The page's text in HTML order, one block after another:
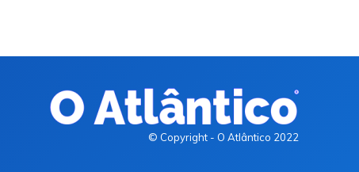
© Copyright - O Atlântico 2022